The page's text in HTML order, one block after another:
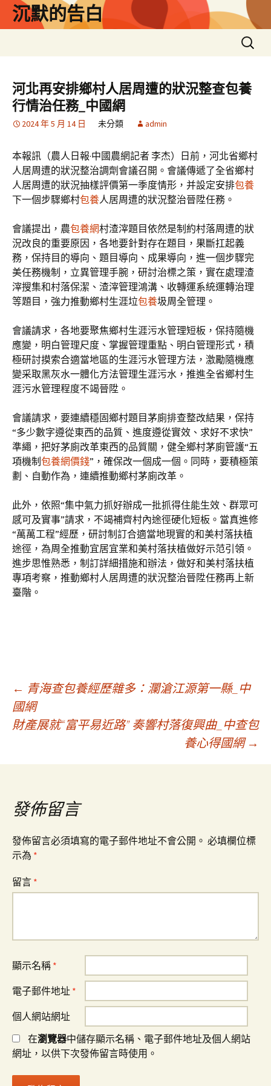
沉默的告白
搜
尋
鍵
字:
河北再安排鄉村人居周遭的狀況整查包養
行情治任務_中國網
2024 年 5 月 14 日 未分類 admin
本報訊（農人日報·中國農網記者 李杰）日前，河北省鄉村
人居周遭的狀況整治調劑會議召開。會議傳遞了全省鄉村
人居周遭的狀況抽樣評價第一季度情形，并設定安排包養
下一個步驟鄉村包養人居周遭的狀況整治晉陞任務。
會議提出，農包養網村渣滓題目依然是制約村落周遭的狀
況改良的重要原因，各地要針對存在題目，果斷扛起義
務，保持目的導向、題目導向、成果導向，進一個步驟完
美任務機制，立異管理手腕，研討治標之策，實在處理渣
滓搜集和村落保潔、渣滓管理鴻溝、收轉運系統運轉治理
等題目，強力推動鄉村生涯垃包養圾周全管理。
會議請求，各地要聚焦鄉村生涯污水管理短板，保持隨機
應變，明白管理尺度、掌握管理重點、明白管理形式，積
極研討摸索合適當地區的生涯污水管理方法，激勵隨機應
變采取黑灰水一體化方法管理生涯污水，推進全省鄉村生
涯污水管理程度不竭晉陞。
會議請求，要連續穩固鄉村題目茅廁排查整改結果，保持
“多少數字遵從東西的品質、進度遵從實效、求好不求快”
準繩，把好茅廁改革東西的品質關，健全鄉村茅廁管護“五
項機制 包養網價錢”，確保改一個成一個。同時，要積極策
劃、自動作為，連續推動鄉村茅廁改革。
此外，依照“集中氣力抓好辦成一批抓得住能生效、群眾可
感可及實事”請求，不竭補齊村內途徑硬化短板。當真進修
“萬萬工程”經歷，研討制訂合適當地現實的和美村落扶植
途徑，為周全推動宜居宜業和美村落扶植做好示范引領。
進步思惟熟悉，制訂詳細措施和辦法，做好和美村落扶植
專項考察，推動鄉村人居周遭的狀況整治晉陞任務再上新
臺階。
文
章
導
覽
← 青海查包養經歷雜多：瀾滄江源第一縣_中
國網
財產展就“富平易近路” 奏響村落復興曲_中查包
養心得國網 →
發佈留言
發佈留言必須填寫的電子郵件地址不會公開。 必填欄位標
示為 *
留言 *
顯示名稱 *
電子郵件地址 *
個人網站網址
在瀏覽器中儲存顯示名稱、電子郵件地址及個人網站
網址，以供下次發佈留言時使用。